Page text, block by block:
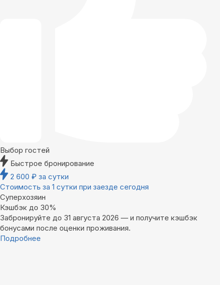
Выбор гостей
Быстрое бронирование
2 600 ₽ за сутки
Стоимость за 1 сутки при заезде сегодня
Суперхозяин
Кэшбэк до 30%
Забронируйте до 31 августа 2026 — и получите кэшбэк
бонусами после оценки проживания.
Подробнее